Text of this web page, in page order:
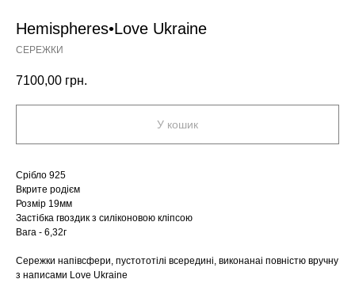
Hemispheres•Love Ukraine
СЕРЕЖКИ
7100,00 грн.
У кошик
Срібло 925
Вкрите родієм
Розмір 19мм
Застібка гвоздик з силіконовою кліпсою
Вага - 6,32г
Сережки напівсфери, пустототілі всередині, виконанаі повністю вручну
з написами Love Ukraine